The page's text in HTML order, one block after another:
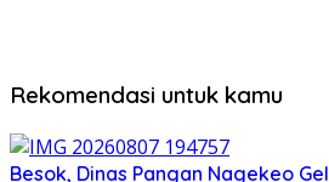
Rekomendasi untuk kamu
Besok, Dinas Pangan Nagekeo